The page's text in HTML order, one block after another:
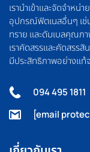
เรานำเข้าและจัดจำห
อุปกรณ์ฟิตเนสอื่นๆ เช่
ทราย และดัมเบลคุณภ
เราคัดสรรและคัดสรร
มีประสิทธิภาพอย่างแท้
094 495 1811
[email